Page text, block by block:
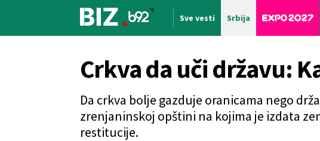
Sve vesti Srbija
Crkva da uči državu:
Da crkva bolje gazduje oranicama nego
zrenjaninskoj opštini na kojima je izdata
restitucije.